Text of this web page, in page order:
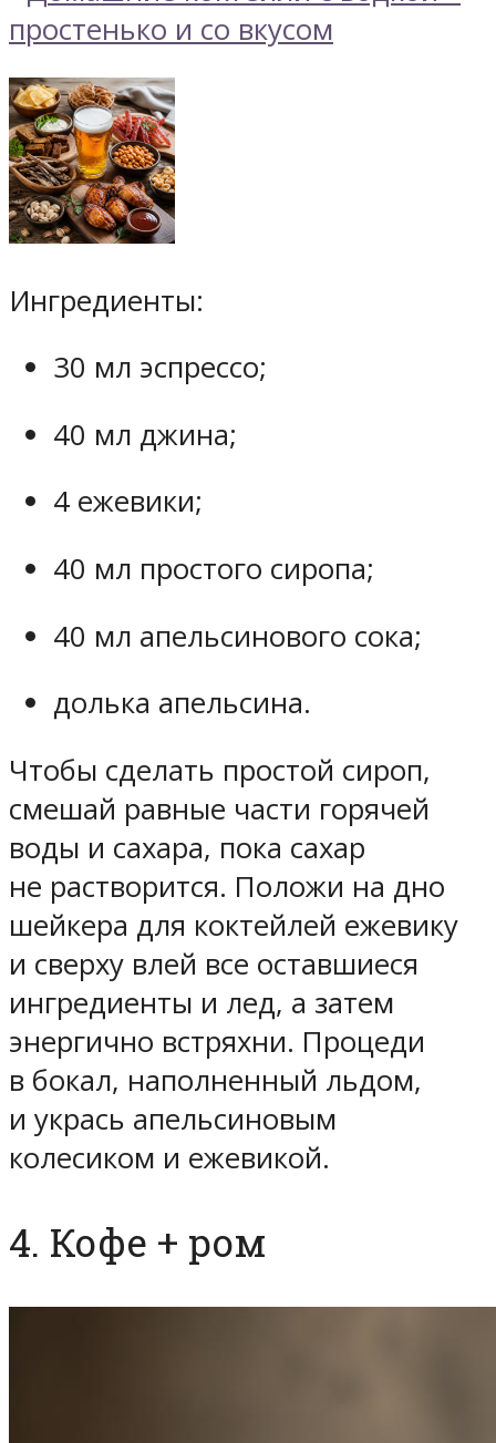
Ингредиенты:
30 мл эспрессо;
40 мл джина;
4 ежевики;
40 мл простого сиропа;
40 мл апельсинового сока;
долька апельсина.
Чтобы сделать простой сироп,
смешай равные части горячей
воды и сахара, пока сахар
не растворится. Положи на дно
шейкера для коктейлей ежевику
и сверху влей все оставшиеся
ингредиенты и лед, а затем
энергично встряхни. Процеди
в бокал, наполненный льдом,
и укрась апельсиновым
колесиком и ежевикой.
4. Кофе + ром